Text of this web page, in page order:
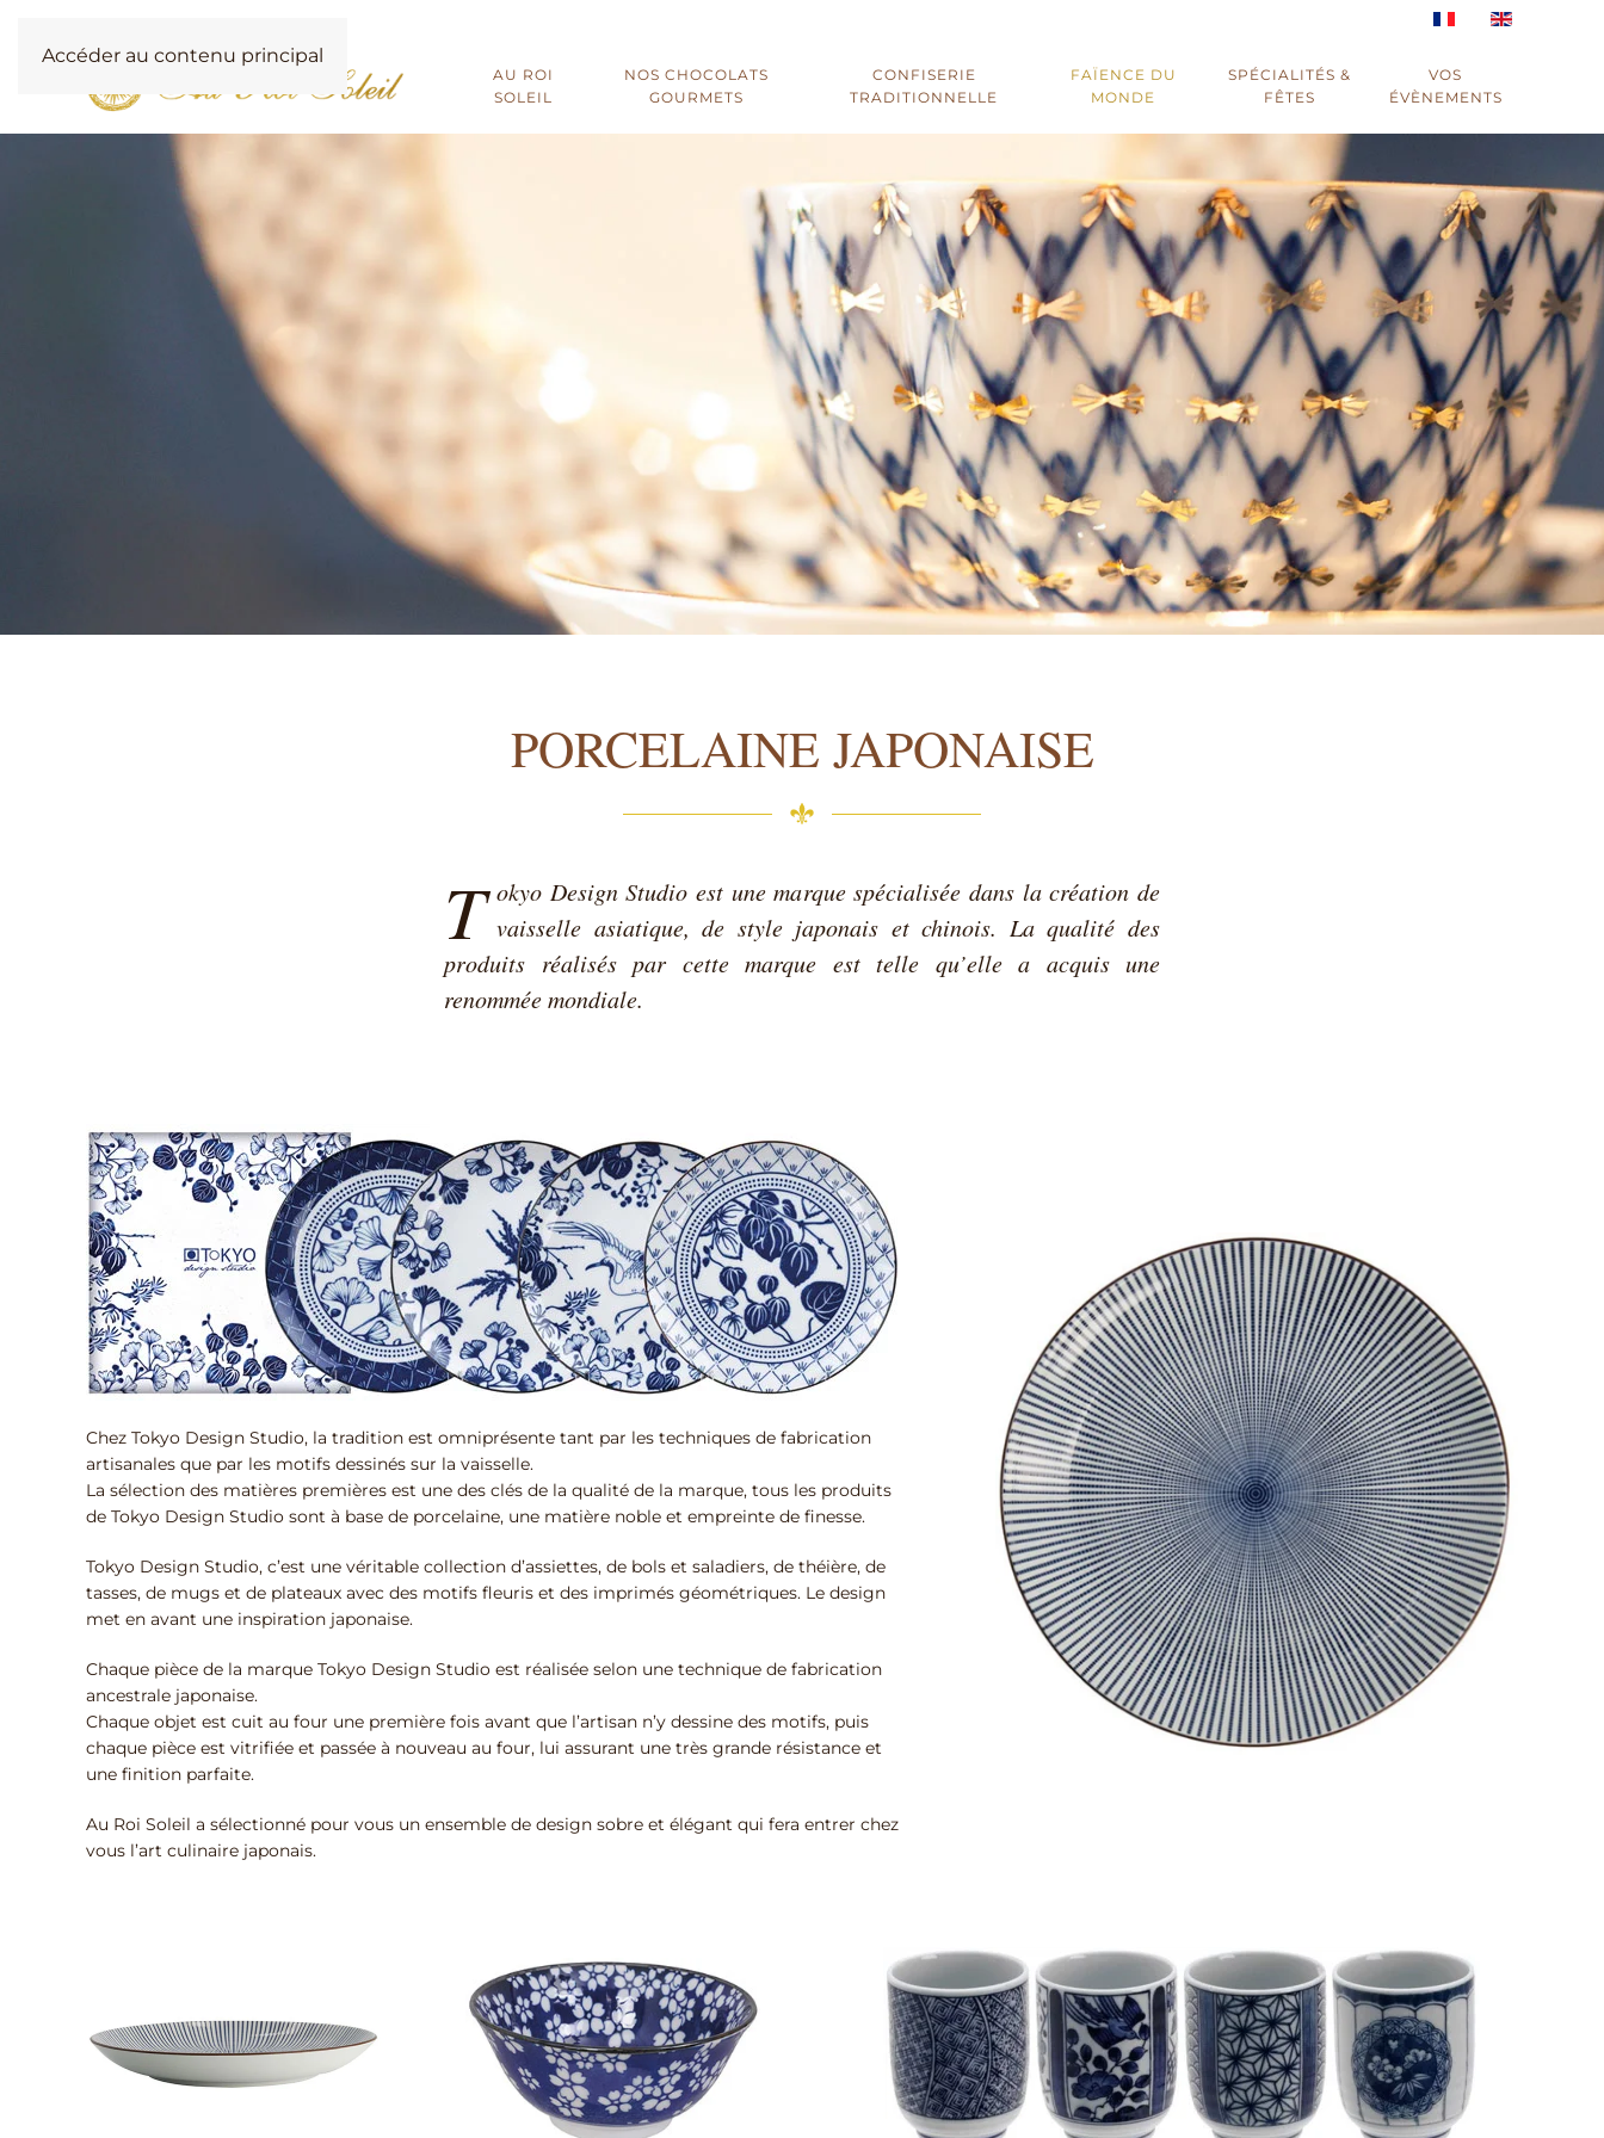
Accéder au contenu principal
AU ROI
SOLEIL
NOS CHOCOLATS
GOURMETS
CONFISERIE
TRADITIONNELLE
FAÏENCE DU
MONDE
SPÉCIALITÉS &
FÊTES
VOS
ÉVÈNEMENTS
PORCELAINE JAPONAISE
T okyo Design Studio est une marque spécialisée dans la création de
vaisselle asiatique, de style japonais et chinois. La qualité des
produits réalisés par cette marque est telle qu’elle a acquis une
renommée mondiale.
Chez Tokyo Design Studio, la tradition est omniprésente tant par les techniques de fabrication
artisanales que par les motifs dessinés sur la vaisselle.
La sélection des matières premières est une des clés de la qualité de la marque, tous les produits
de Tokyo Design Studio sont à base de porcelaine, une matière noble et empreinte de finesse.
Tokyo Design Studio, c’est une véritable collection d’assiettes, de bols et saladiers, de théière, de
tasses, de mugs et de plateaux avec des motifs fleuris et des imprimés géométriques. Le design
met en avant une inspiration japonaise.
Chaque pièce de la marque Tokyo Design Studio est réalisée selon une technique de fabrication
ancestrale japonaise.
Chaque objet est cuit au four une première fois avant que l’artisan n’y dessine des motifs, puis
chaque pièce est vitrifiée et passée à nouveau au four, lui assurant une très grande résistance et
une finition parfaite.
Au Roi Soleil a sélectionné pour vous un ensemble de design sobre et élégant qui fera entrer chez
vous l’art culinaire japonais.